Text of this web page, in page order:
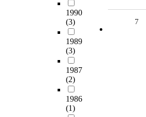
1990
(3)
1989
(3)
1987
(2)
1986
(1)
7